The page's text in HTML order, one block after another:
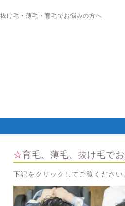
抜け毛・薄毛・育毛でお悩みの方へ
☆育毛、薄毛、抜け毛で
下記をクリックしてご覧ください